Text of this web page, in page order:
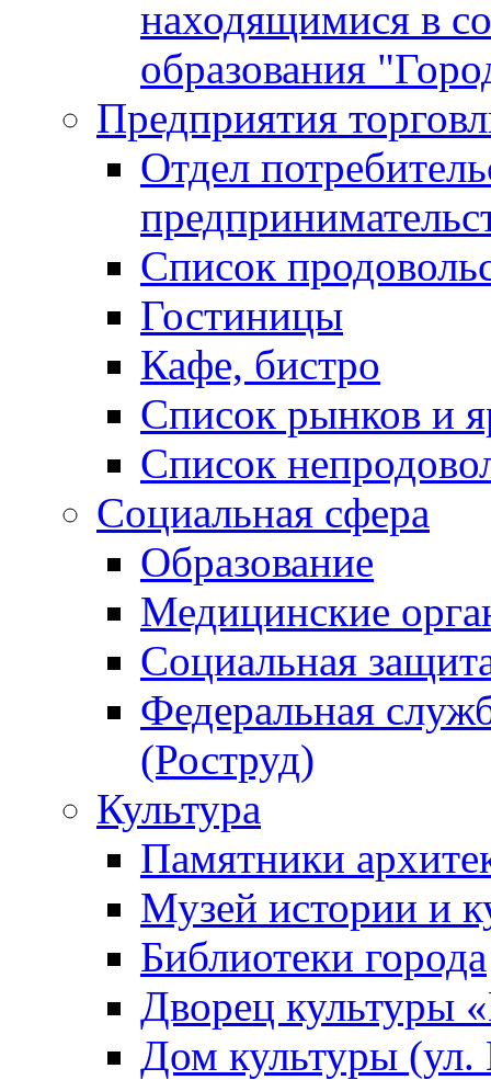
находящимися в
образования
Предприятия
Отдел
Список
Гостиницы
Кафе, бистро
Cписок рынков и
Список
Социальная сфера
Образование
Медицинские
Социальная
Федеральная
(Роструд)
Культура
Памятники
Музей истории и
Библиотеки города
Дворец культуры
Дом культуры (ул.